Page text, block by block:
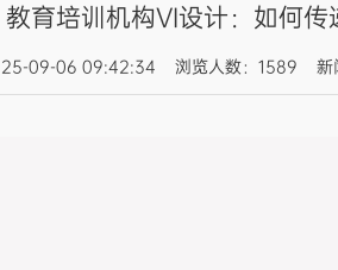
教育培训机构VI设计：如何传
09-06 09:42:34 浏览人数：1589 新